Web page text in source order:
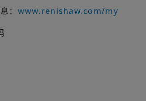
： www.renishaw.com/my